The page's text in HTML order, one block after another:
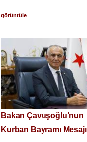
görüntüle
Bakan Çavuşoğlu’nun
Kurban Bayramı Mesajı